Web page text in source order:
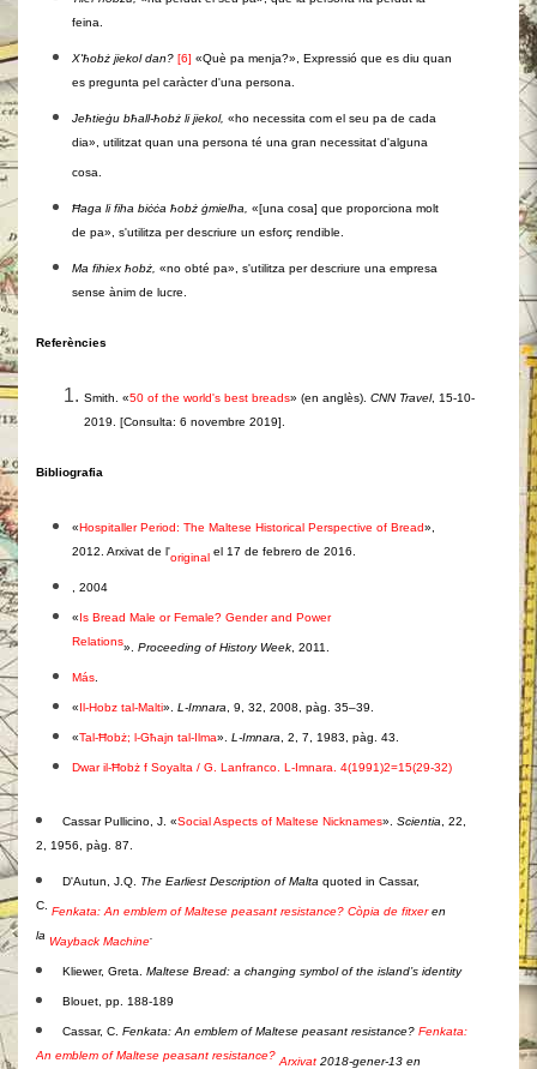
feina.
X'ħobż jiekol dan? [6] «Què pa menja?», Expressió que es diu quan
es pregunta pel caràcter d'una persona.
Jeħtieġu bħall-ħobż li jiekol, «ho necessita com el seu pa de cada
dia», utilitzat quan una persona té una gran necessitat d'alguna
cosa.
Ħaga li fiha biċċa ħobż ġmielha, «[una cosa] que proporciona molt
de pa», s'utilitza per descriure un esforç rendible.
Ma fihiex ħobż, «no obté pa», s'utilitza per descriure una empresa
sense ànim de lucre.
Referències
Smith. «50 of the world's best breads» (en anglès). CNN Travel, 15-10-
2019. [Consulta: 6 novembre 2019].
Bibliografia
«Hospitaller Period: The Maltese Historical Perspective of Bread»,
2012. Arxivat de l'original el 17 de febrero de 2016.
, 2004
«Is Bread Male or Female? Gender and Power
Relations». Proceeding of History Week , 2011.
Más
«Il-Hobz tal-Malti». L-Imnara , 9, 32, 2008, pàg. 35–39.
«Tal-Ħobż; l-Għajn tal-Ilma». L-Imnara , 2, 7, 1983, pàg. 43.
Dwar il-Ħobż f Soyalta / G. Lanfranco. L-Imnara. 4(1991)2=15(29-32)
Cassar Pullicino, J. «Social Aspects of Maltese Nicknames». Scientia , 22,
2, 1956, pàg. 87.
D'Autun, J.Q. The Earliest Description of Malta quoted in Cassar,
C. Fenkata: An emblem of Maltese peasant resistance? Còpia de fitxeren
la Wayback Machine.
Kliewer, Greta. Maltese Bread: a changing symbol of the island’s identity
Blouet, pp. 188-189
Cassar, C. Fenkata: An emblem of Maltese peasant resistance? Fenkata:
An emblem of Maltese peasant resistance? Arxivat 2018-gener-13 en